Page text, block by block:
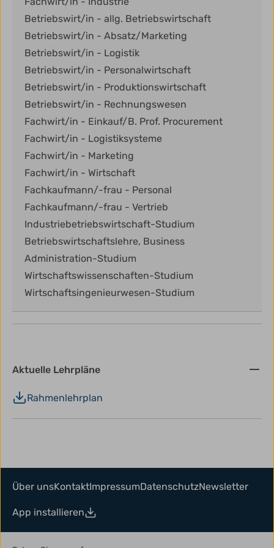
Betriebswirt/in - allg. Betriebswirtschaft
Betriebswirt/in - Absatz/Marketing
Betriebswirt/in - Logistik
Betriebswirt/in - Personalwirtschaft
Betriebswirt/in - Produktionswirtschaft
Betriebswirt/in - Rechnungswesen
Fachwirt/in - Einkauf/B. Prof. Procurement
Fachwirt/in - Logistiksysteme
Fachwirt/in - Marketing
Fachwirt/in - Wirtschaft
Fachkaufmann/-frau - Personal
Fachkaufmann/-frau - Vertrieb
Industriebetriebswirtschaft-Studium
Betriebswirtschaftslehre, Business
Administration-Studium
Wirtschaftswissenschaften-Studium
Wirtschaftsingenieurwesen-Studium
Aktuelle Lehrpläne
Rahmenlehrplan
Über unsKontaktImpressumDatenschutzNewsletter
App installieren